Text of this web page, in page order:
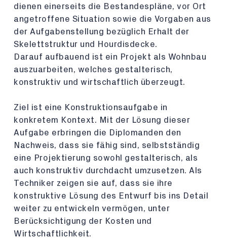
dienen einerseits die Bestandespläne, vor Ort
angetroffene Situation sowie die Vorgaben aus
der Aufgabenstellung bezüglich Erhalt der
Skelettstruktur und Hourdisdecke.
Darauf aufbauend ist ein Projekt als Wohnbau
auszuarbeiten, welches gestalterisch,
konstruktiv und wirtschaftlich überzeugt.
Ziel ist eine Konstruktionsaufgabe in
konkretem Kontext. Mit der Lösung dieser
Aufgabe erbringen die Diplomanden den
Nachweis, dass sie fähig sind, selbstständig
eine Projektierung sowohl gestalterisch, als
auch konstruktiv durchdacht umzusetzen. Als
Techniker zeigen sie auf, dass sie ihre
konstruktive Lösung des Entwurf bis ins Detail
weiter zu entwickeln vermögen, unter
Berücksichtigung der Kosten und
Wirtschaftlichkeit.